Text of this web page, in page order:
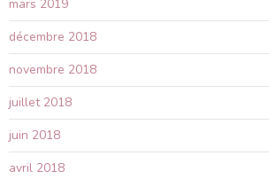
mars 2019
décembre 2018
novembre 2018
juillet 2018
juin 2018
avril 2018